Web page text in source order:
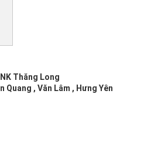
Thăng Long
Quang , Văn Lâm , Hưng Yên